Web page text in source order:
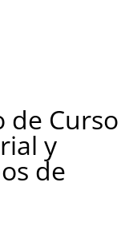
de Curso
y
de